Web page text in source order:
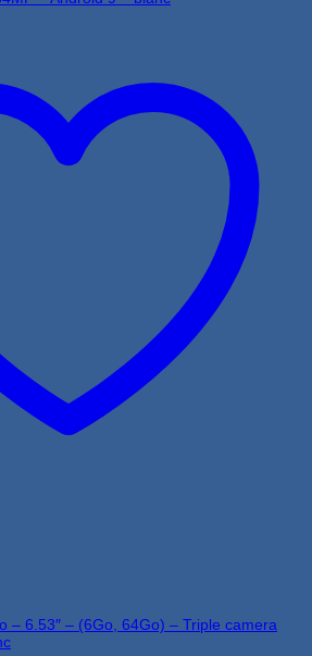
– 6.53″ – (6Go, 64Go) – Triple camera